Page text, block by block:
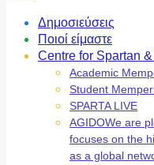
MenuΔημοσιεύσεις
Ποιοί είμαστε
Centre for Spartan
Academic
Student
SPARTA LIVE
AGIDOWe are
focuses on the
as a global